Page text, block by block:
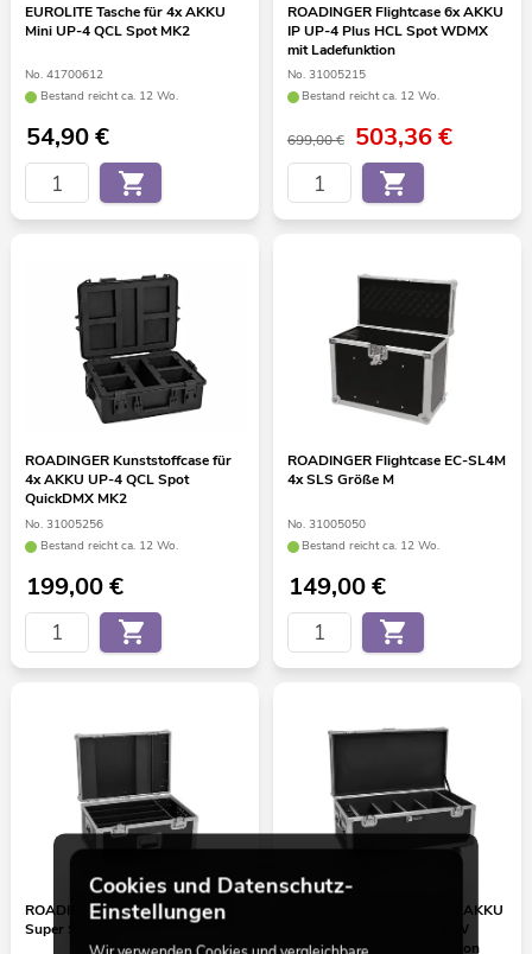
EUROLITE Tasche für 4x AKKU
Mini UP-4 QCL Spot MK2
No. 41700612
Bestand reicht ca. 12 Wo.
54,90€
ROADINGER Flightcase 6x AKKU
IP UP-4 Plus HCL Spot WDMX
mit Ladefunktion
No. 31005215
Bestand reicht ca. 12 Wo.
699,00 € 503,36€
ROADINGER Kunststoffcase für
4x AKKU UP-4 QCL Spot
QuickDMX MK2
No. 31005256
Bestand reicht ca. 12 Wo.
199,00€
ROADINGER Flightcase EC-SL4M
4x SLS Größe M
No. 31005050
Bestand reicht ca. 12 Wo.
149,00€
ROADINGER Flightcase 4x LED
Super Strobe
ROADINGER Flightcase 4x AKKU
Multiflood IP 8x10W RGBW
Wash CRMX mit Ladefunktion
Cookies und Datenschutz-
Einstellungen